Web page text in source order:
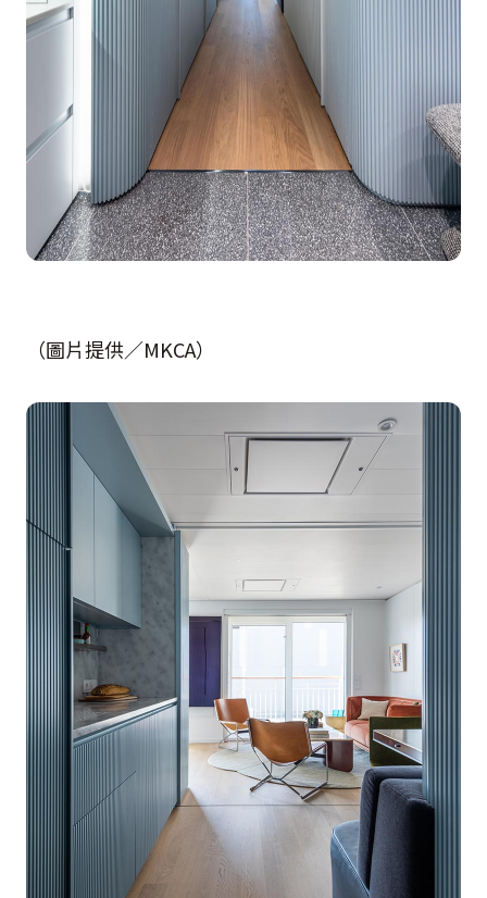
（圖片提供／MKCA）